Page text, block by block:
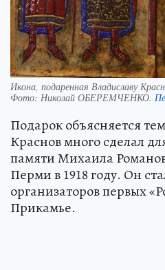
Икона, подаренная Владиславу
Фото: Николай ОБЕРЕМЧЕНКО.
Подарок объясняется
Краснов много сделал
памяти Михаила
Перми в 1918 году. Он
организаторов первых
Прикамье.